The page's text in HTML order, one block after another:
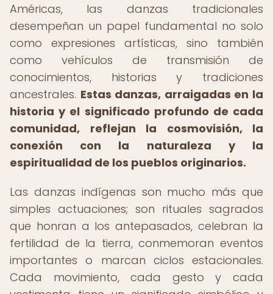
Américas, las danzas tradicionales
desempeñan un papel fundamental no solo
como expresiones artísticas, sino también
como vehículos de transmisión de
conocimientos, historias y tradiciones
ancestrales. Estas danzas, arraigadas en la
historia y el significado profundo de cada
comunidad, reflejan la cosmovisión, la
conexión con la naturaleza y la
espiritualidad de los pueblos originarios.
Las danzas indígenas son mucho más que
simples actuaciones; son rituales sagrados
que honran a los antepasados, celebran la
fertilidad de la tierra, conmemoran eventos
importantes o marcan ciclos estacionales.
Cada movimiento, cada gesto y cada